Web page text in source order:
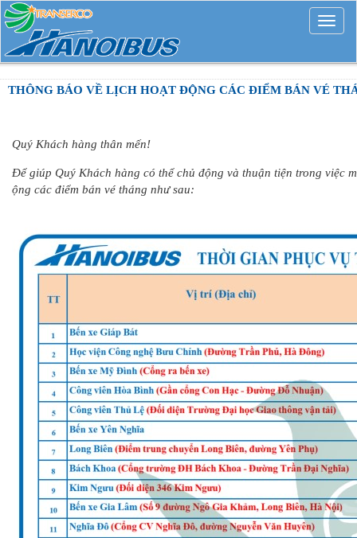
Mở
rộng
THÔNG BÁO VỀ LỊCH HOẠT ĐỘNG CÁC ĐIỂM BÁN VÉ
Quý Khách hàng thân mến!
Để giúp Quý Khách hàng có thể chủ động và thuận tiện trong việc
ộng các điểm bán vé tháng như sau: